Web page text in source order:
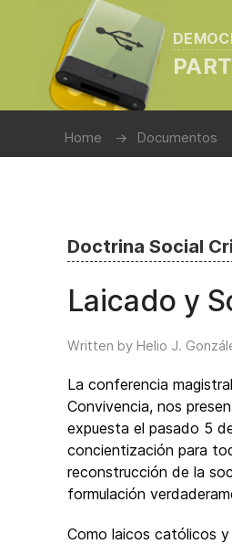
Home Documentos
Doctrina Social
Laicado y
Written by Helio J.
La conferencia
Convivencia, nos
expuesta el pasado 5
concientización para
reconstrucción de la
formulación
Como laicos católicos